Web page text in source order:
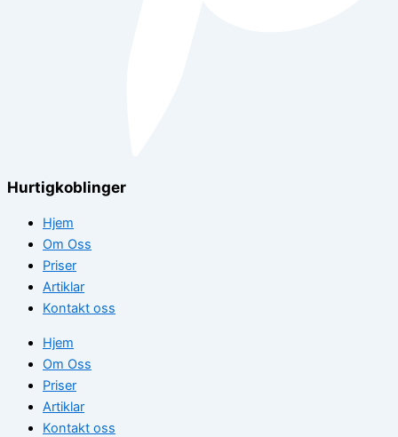
Hurtigkoblinger
Hjem
Om Oss
Priser
Artiklar
Kontakt oss
Hjem
Om Oss
Priser
Artiklar
Kontakt oss